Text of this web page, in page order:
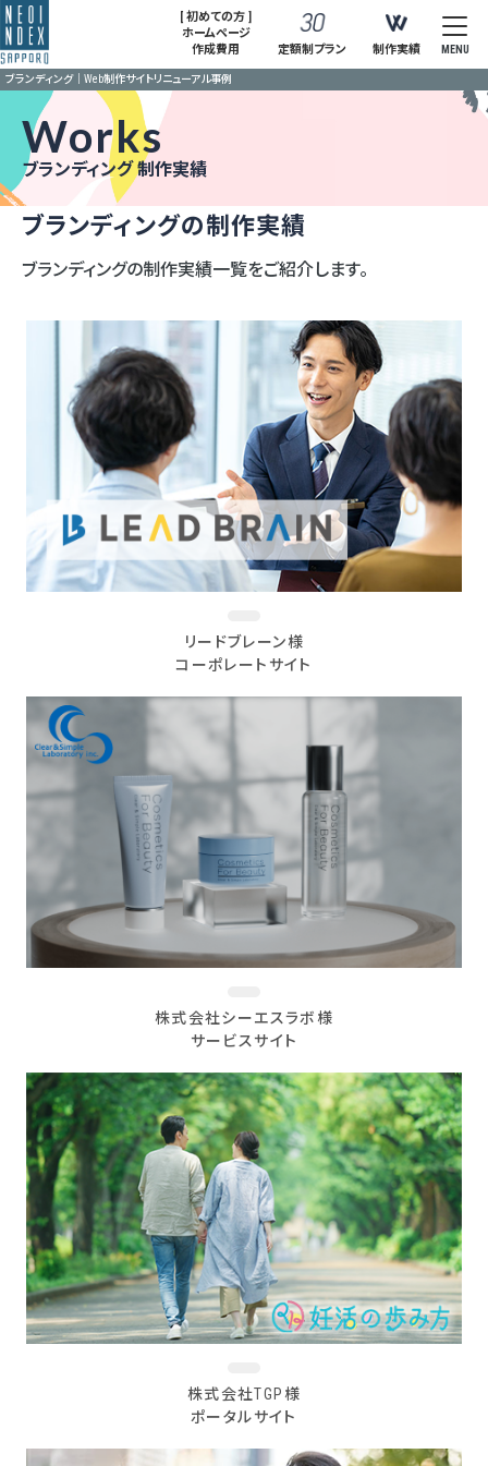
[ 初めての方 ]
ホームページ
作成費用
定額制プラン 制作実績 MENU
ブランディング｜Web制作サイトリニューアル事例
Works
ブランディング 制作実績
ブランディングの制作実績
ブランディングの制作実績一覧をご紹介します。
リードブレーン様
コーポレートサイト
株式会社シーエスラボ様
サービスサイト
株式会社TGP様
ポータルサイト